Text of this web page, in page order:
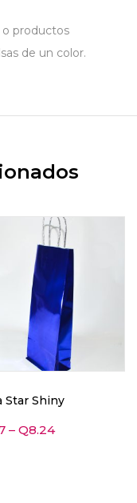
o productos
de un color.
Star Shiny
– Q8.24